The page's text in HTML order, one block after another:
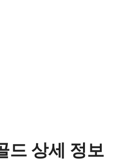
드 상세 정보